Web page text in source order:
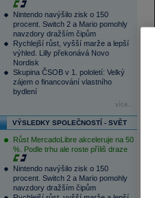
Nintendo navýšilo zisk o 150
procent. Switch 2 a Mario pomohly
navzdory dražším čipům
Rychlejší růst, vyšší marže a lepší
výhled. Lilly překonává Novo
Nordisk
Skupina ČSOB v 1. pololetí: Velký
zájem o financování vlastního
bydlení
více...
VÝSLEDKY SPOLEČNOSTÍ - SVĚT
Růst MercadoLibre akceleruje na 50
%. Podle trhu ale roste příliš draze
Nintendo navýšilo zisk o 150
procent. Switch 2 a Mario pomohly
navzdory dražším čipům